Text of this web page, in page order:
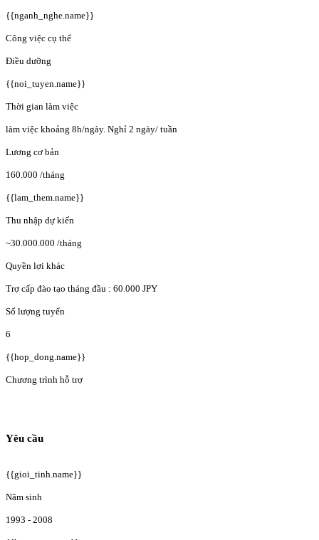
{{nganh_nghe.name}}
Công việc cụ thể
Điều dưỡng
{{noi_tuyen.name}}
Thời gian làm việc
làm việc khoảng 8h/ngày. Nghỉ 2 ngày/ tuần
Lương cơ bản
160.000 /tháng
{{lam_them.name}}
Thu nhập dự kiến
~30.000.000 /tháng
Quyền lợi khác
Trợ cấp đào tạo tháng đầu : 60.000 JPY
Số lượng tuyển
6
{{hop_dong.name}}
Chương trình hỗ trợ
Yêu cầu
{{gioi_tinh.name}}
Năm sinh
1993 - 2008